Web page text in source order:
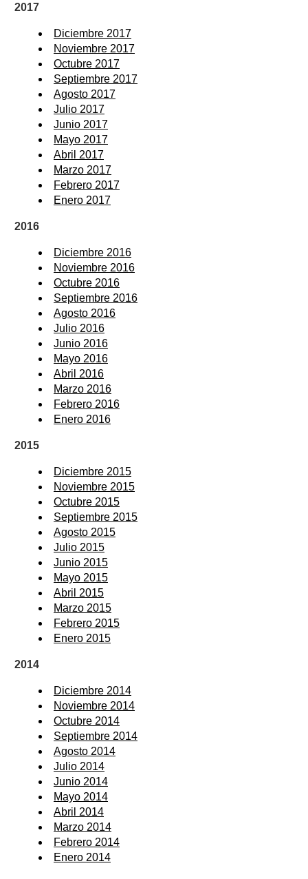
2017
Diciembre 2017
Noviembre 2017
Octubre 2017
Septiembre 2017
Agosto 2017
Julio 2017
Junio 2017
Mayo 2017
Abril 2017
Marzo 2017
Febrero 2017
Enero 2017
2016
Diciembre 2016
Noviembre 2016
Octubre 2016
Septiembre 2016
Agosto 2016
Julio 2016
Junio 2016
Mayo 2016
Abril 2016
Marzo 2016
Febrero 2016
Enero 2016
2015
Diciembre 2015
Noviembre 2015
Octubre 2015
Septiembre 2015
Agosto 2015
Julio 2015
Junio 2015
Mayo 2015
Abril 2015
Marzo 2015
Febrero 2015
Enero 2015
2014
Diciembre 2014
Noviembre 2014
Octubre 2014
Septiembre 2014
Agosto 2014
Julio 2014
Junio 2014
Mayo 2014
Abril 2014
Marzo 2014
Febrero 2014
Enero 2014